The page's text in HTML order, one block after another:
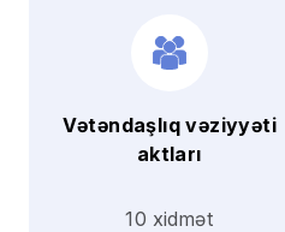
Vətəndaşlıq vəziyyəti
aktları
10 xidmət